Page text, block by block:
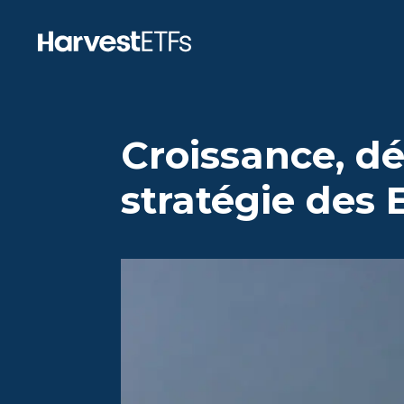
Croissance,
stratégie des